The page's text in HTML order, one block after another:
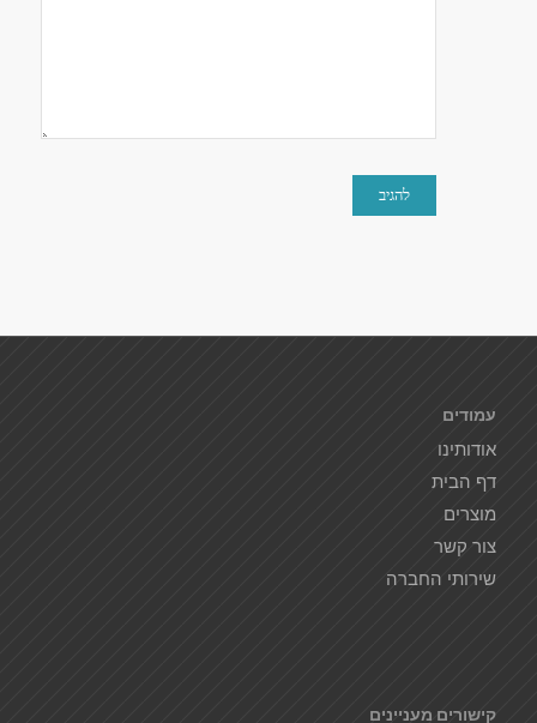
עמודים
אודותינו
דף הבית
מוצרים
צור קשר
שירותי החברה
קישורים מעניינים